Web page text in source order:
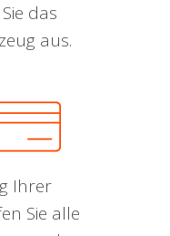
das
aus.
Ihrer
Sie alle